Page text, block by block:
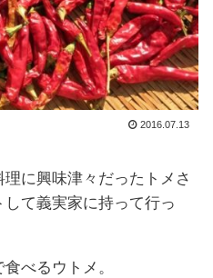
2016.07.13
に興味津々だったトメさ
て義実家に持って行っ
べるウトメ。